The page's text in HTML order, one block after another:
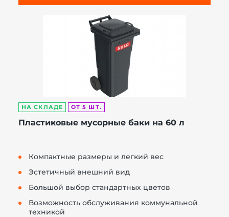
НА СКЛАДЕ ОТ 5 ШТ.
Пластиковые мусорные баки на 60 л
Компактные размеры и легкий вес
Эстетичный внешний вид
Большой выбор стандартных цветов
Возможность обслуживания коммунальной
техникой